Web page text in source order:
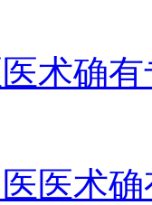
术确
医术